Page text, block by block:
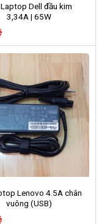
Dell đầu kim
3,34A | 65W
Lenovo 4.5A chân
vuông (USB)